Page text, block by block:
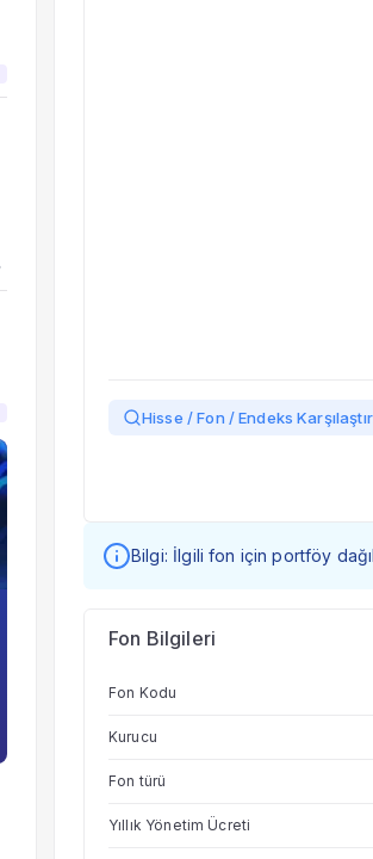
Hisse / Fon / Endeks
Bilgi: İlgili fon için portföy
Fon Bilgileri
Fon Kodu
Kurucu
Fon türü
Yıllık Yönetim Ücreti